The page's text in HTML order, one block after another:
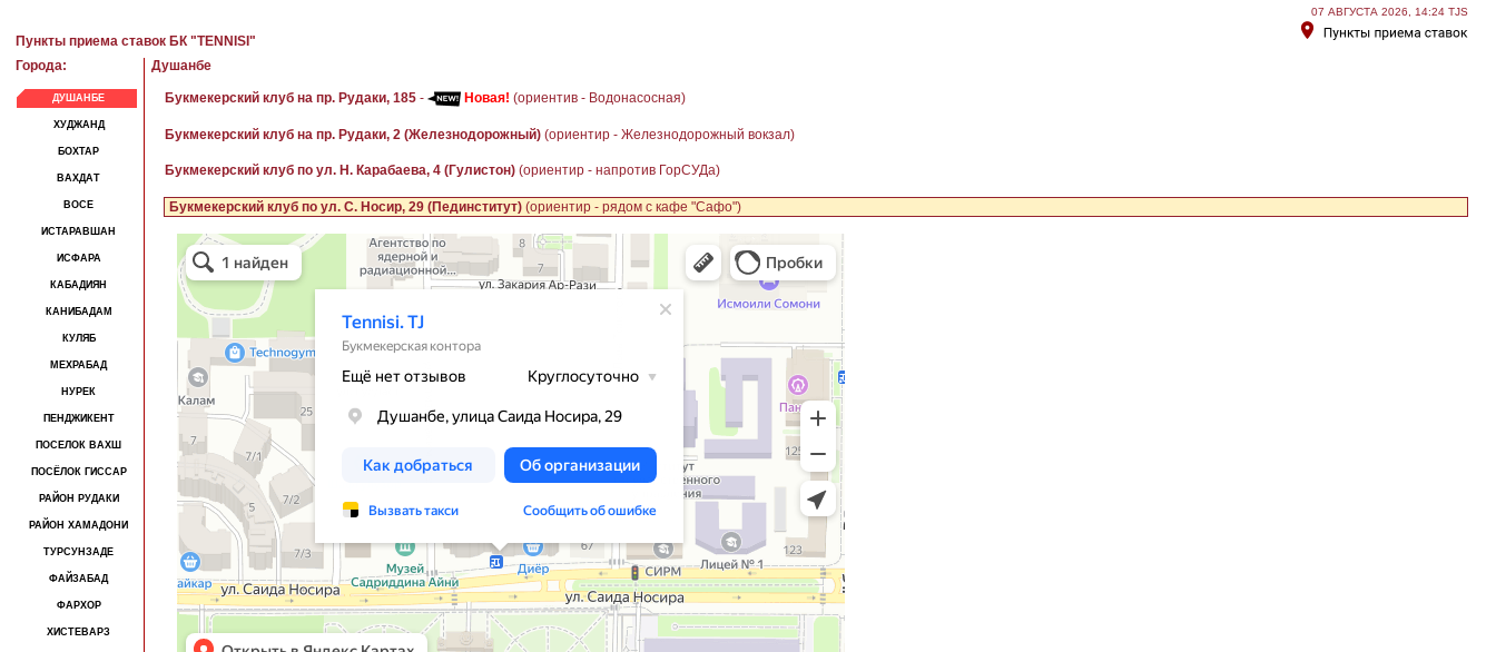
07 АВГУСТА 2026, 14:24 TJS
Пункты приема ставок БК "TENNISI"
Города:
ДУШАНБЕ
ХУДЖАНД
БОХТАР
ВАХДАТ
ВОСЕ
ИСТАРАВШАН
ИСФАРА
КАБАДИЯН
КАНИБАДАМ
КУЛЯБ
МЕХРАБАД
НУРЕК
ПЕНДЖИКЕНТ
ПОСЕЛОК ВАХШ
ПОСЁЛОК ГИССАР
РАЙОН РУДАКИ
РАЙОН ХАМАДОНИ
ТУРСУНЗАДЕ
ФАЙЗАБАД
ФАРХОР
ХИСТЕВАРЗ
Душанбе
Букмекерский клуб на пр. Рудаки, 185 - Новая! (ориентив - Водонасосная)
Букмекерский клуб на пр. Рудаки, 2 (Железнодорожный) (ориентир - Железнодорожный вокзал)
Букмекерский клуб по ул. Н. Карабаева, 4 (Гулистон) (ориентир - напротив ГорСУДа)
Букмекерский клуб по ул. С. Носир, 29 (Пединститут) (ориентир - рядом с кафе "Сафо")